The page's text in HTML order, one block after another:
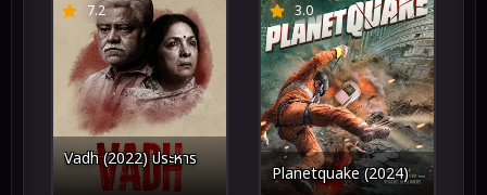
7.2
Vadh (2022) ประหาร
3.0
Planetquake (2024)